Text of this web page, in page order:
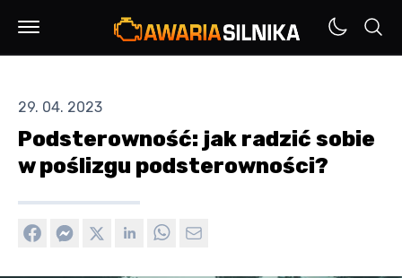
29. 04. 2023
Podsterowność: jak radzić sobie
w poślizgu podsterowności?